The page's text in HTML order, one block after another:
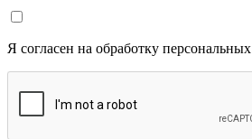
Я согласен на обработку